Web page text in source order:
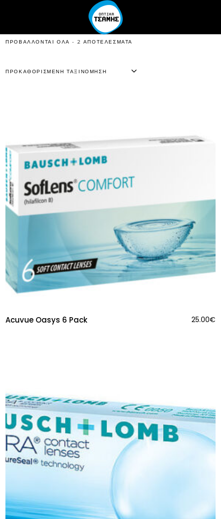
ΠΡΟΒΆΛΛΟΝΤΑΙ ΌΛΑ - 2 ΑΠΟΤΕΛΈΣΜΑΤΑ
ΠΡΟΚΑΘΟΡΙΣΜΈΝΗ ΤΑΞΙΝΌΜΗΣΗ
Acuvue Oasys 6 Pack 25.00€